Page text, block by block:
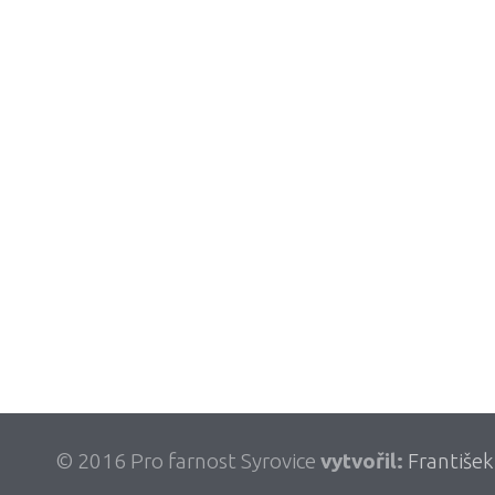
© 2016 Pro farnost Syrovice vytvořil: